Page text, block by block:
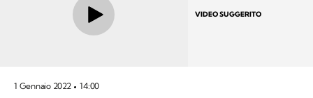
VIDEO SUGGERITO
1 Gennaio 2022 14:00